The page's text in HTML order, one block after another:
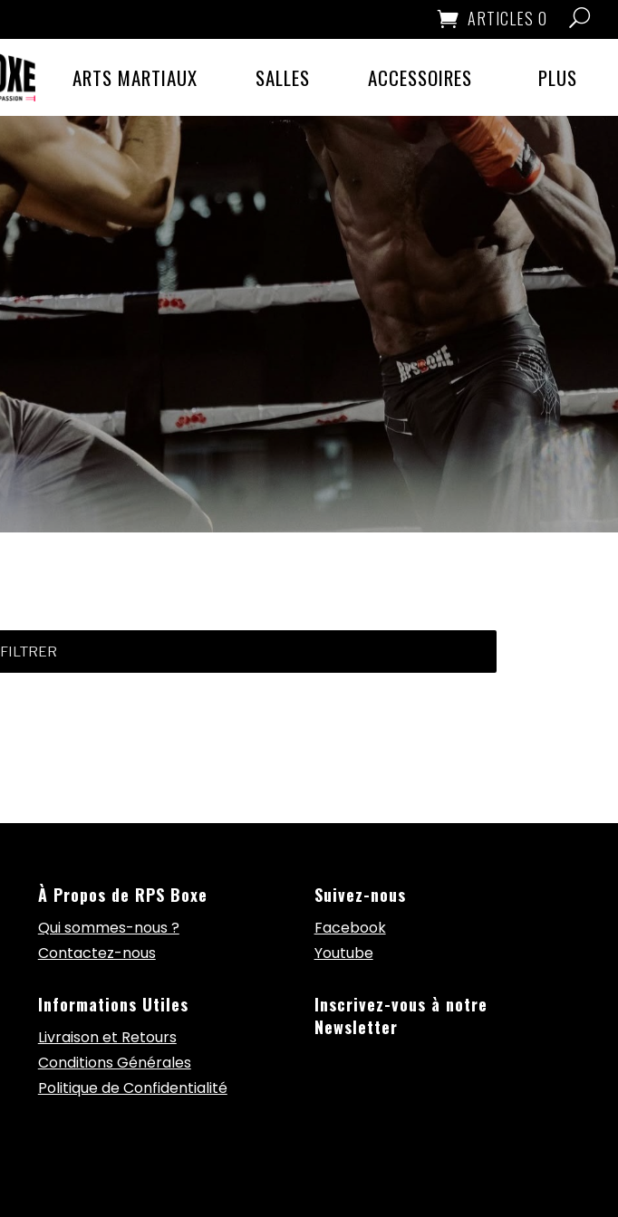
ARTICLES 0
ARTS MARTIAUX SALLES ACCESSOIRES PLUS
FILTRER
À Propos de RPS Boxe
Qui sommes-nous ?
Contactez-nous
Informations Utiles
Livraison et Retours
Conditions Générales
Politique de Confidentialité
Suivez-nous
Facebook
Youtube
Inscrivez-vous à notre
Newsletter